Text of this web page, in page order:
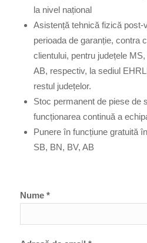
la nivel național
Asistență tehnică fizică post-
perioada de garanție, contra
clientului, pentru județele
AB, respectiv, la sediul
restul județelor.
Stoc permanent de piese de
funcționarea continuă a
Punere în funcțiune gratuită
SB, BN, BV, AB
Nume *